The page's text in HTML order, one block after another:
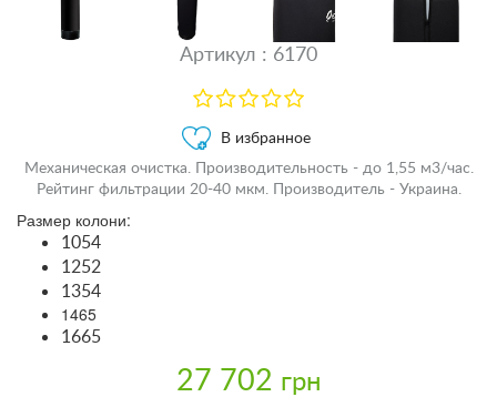
Артикул : 6170
В избранное
Механическая очистка. Производительность - до 1,55 м3/час.
Рейтинг фильтрации 20-40 мкм. Производитель - Украина.
Размер колони:
1054
1252
1354
1465
1665
27 702 грн